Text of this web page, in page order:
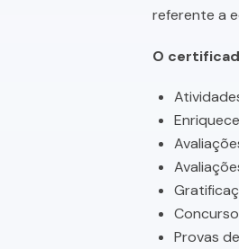
referente a
O
Provas